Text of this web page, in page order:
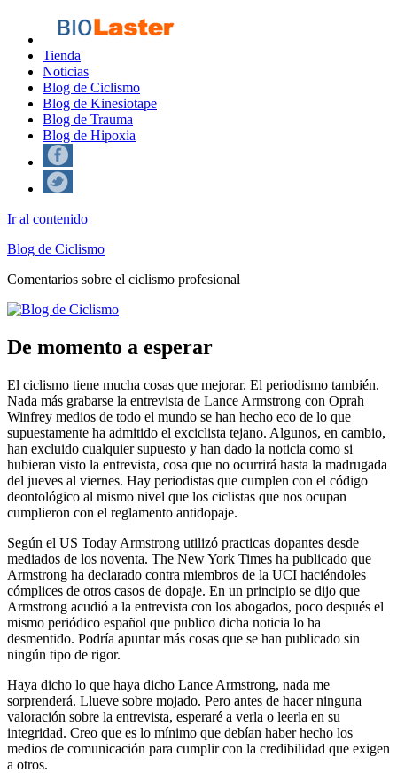
Tienda
Noticias
Blog de Ciclismo
Blog de Kinesiotape
Blog de Trauma
Blog de Hipoxia
Ir al contenido
Blog de Ciclismo
Comentarios sobre el ciclismo profesional
De momento a esperar
El ciclismo tiene mucha cosas que mejorar. El periodismo también.
Nada más grabarse la entrevista de Lance Armstrong con Oprah
Winfrey medios de todo el mundo se han hecho eco de lo que
supuestamente ha admitido el exciclista tejano. Algunos, en cambio,
han excluido cualquier supuesto y han dado la noticia como si
hubieran visto la entrevista, cosa que no ocurrirá hasta la madrugada
del jueves al viernes. Hay periodistas que cumplen con el código
deontológico al mismo nivel que los ciclistas que nos ocupan
cumplieron con el reglamento antidopaje.
Según el US Today Armstrong utilizó practicas dopantes desde
mediados de los noventa. The New York Times ha publicado que
Armstrong ha declarado contra miembros de la UCI haciéndoles
cómplices de otros casos de dopaje. En un principio se dijo que
Armstrong acudió a la entrevista con los abogados, poco después el
mismo periódico español que publico dicha noticia lo ha
desmentido. Podría apuntar más cosas que se han publicado sin
ningún tipo de rigor.
Haya dicho lo que haya dicho Lance Armstrong, nada me
sorprenderá. Llueve sobre mojado. Pero antes de hacer ninguna
valoración sobre la entrevista, esperaré a verla o leerla en su
integridad. Creo que es lo mínimo que debían haber hecho los
medios de comunicación para cumplir con la credibilidad que exigen
a otros.